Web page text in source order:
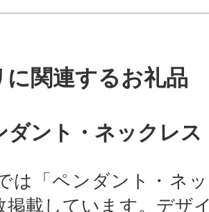
に関連するお礼品
ダント・ネックレス
は「ペンダント・ネ
掲載しています。デザ